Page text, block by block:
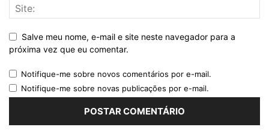
Salve meu nome, e-mail e site neste navegador para a
próxima vez que eu comentar.
Notifique-me sobre novos comentários por e-mail.
Notifique-me sobre novas publicações por e-mail.